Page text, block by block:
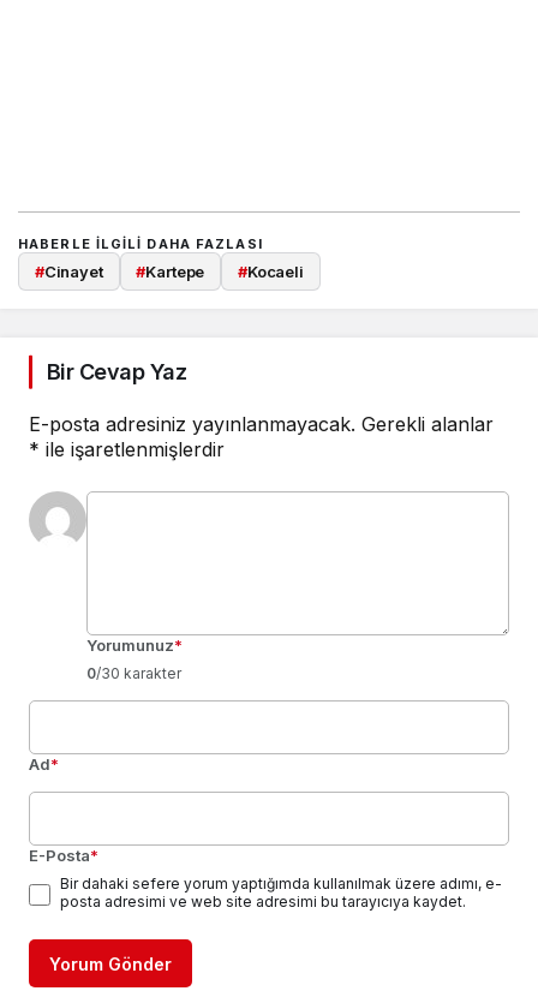
HABERLE ILGILI DAHA FAZLASI
#Cinayet #Kartepe #Kocaeli
Bir Cevap Yaz
E-posta adresiniz yayınlanmayacak. Gerekli alanlar
* ile işaretlenmişlerdir
Yorumunuz*
0/30 karakter
Ad*
E-Posta*
Bir dahaki sefere yorum yaptığımda kullanılmak üzere adımı, e-
posta adresimi ve web site adresimi bu tarayıcıya kaydet.
Yorum Gönder